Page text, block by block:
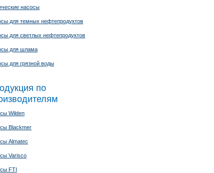
насосы
для темных нефтепродуктов
для светлых нефтепродуктов
для шлама
для грязной воды
по
Wilden
Blackmer
Almatec
Varisco
FTI